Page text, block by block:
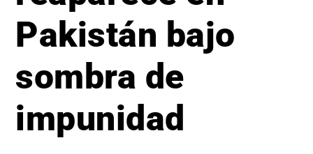
Pakistán bajo
sombra de
impunidad